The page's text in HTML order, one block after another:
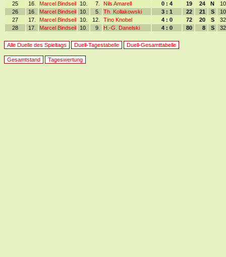
25
16. Marcel Bindseil 10. 7. Nils Amarell 0 : 4 19 24 N
10
26
16. Marcel Bindseil 10. 5. Th. Kollakowski 3 : 1 22 21 S
10
27
17. Marcel Bindseil 10. 12. Tino Knobel 4 : 0 72 20 S
32
28
17. Marcel Bindseil 10. 9. H.-G. Danelski 4 : 0 80 8 S 32
Alle Duelle des Spieltags Duell-Tagestabelle Duell-Gesamttabelle
Gesamtstand Tageswertung